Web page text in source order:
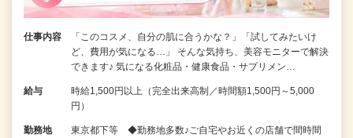
仕事内容
「このコスメ、自分の肌に合うかな？」「試してみたいけ
ど、費用が気になる…」 そんな気持ち、美容モニターで解決
できます♪ 気になる化粧品・健康食品・サプリメン…
給与
時給1,500円以上（完全出来高制／時間額1,500円～5,000
円）
勤務地
東京都下等 ◆勤務地多数♪ご自宅やお近くの店舗で間時間